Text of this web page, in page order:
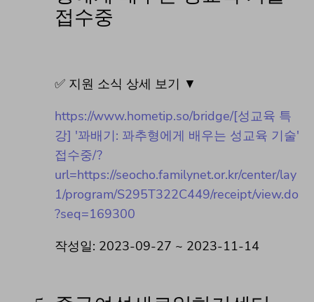
접수중
✅ 지원 소식 상세 보기 ▼
https://www.hometip.so/bridge/[성교육 특
강] '꽈배기: 꽈추형에게 배우는 성교육 기술'
접수중/?
url=https://seocho.familynet.or.kr/center/lay
1/program/S295T322C449/receipt/view.do
?seq=169300
작성일: 2023-09-27 ~ 2023-11-14